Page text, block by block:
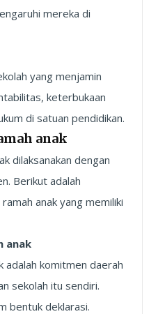
mereka di
yang menjamin
keterbukaan
di satuan pendidikan.
anak
dilaksanakan dengan
Berikut adalah
anak yang memiliki
anak
adalah komitmen daerah
sekolah itu sendiri.
bentuk deklarasi.